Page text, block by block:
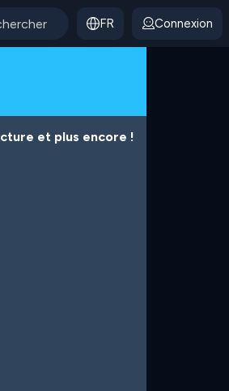
FR Connexion
et plus encore !